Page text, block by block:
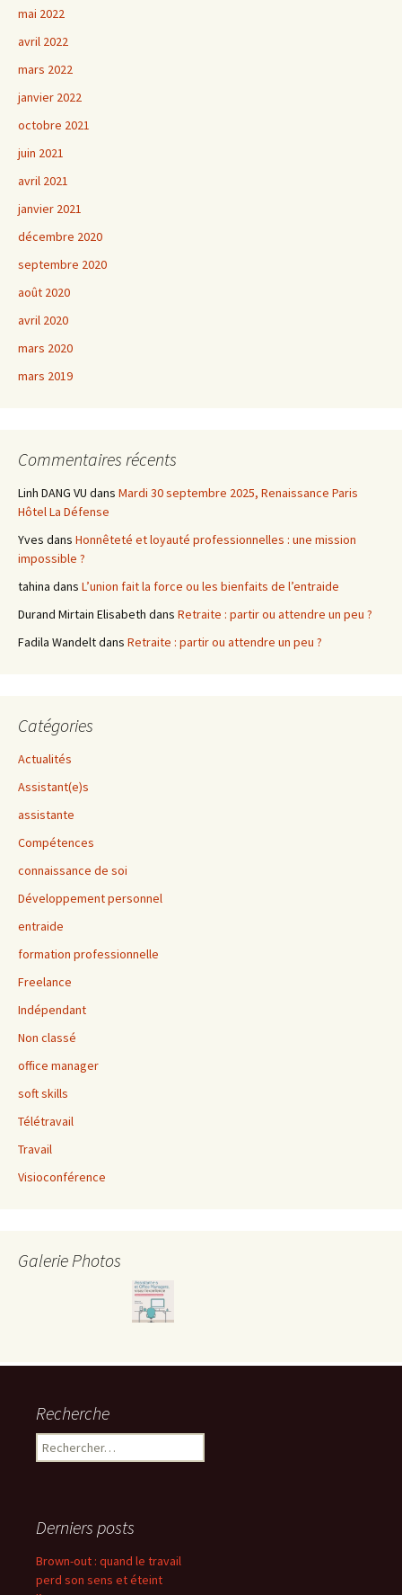
mai 2022
avril 2022
mars 2022
janvier 2022
octobre 2021
juin 2021
avril 2021
janvier 2021
décembre 2020
septembre 2020
août 2020
avril 2020
mars 2020
mars 2019
Commentaires récents
Linh DANG VU dans Mardi 30 septembre 2025, Renaissance Paris
Hôtel La Défense
Yves dans Honnêteté et loyauté professionnelles : une mission
impossible ?
tahina dans L’union fait la force ou les bienfaits de l’entraide
Durand Mirtain Elisabeth dans Retraite : partir ou attendre un peu ?
Fadila Wandeltdans Retraite : partir ou attendre un peu ?
Catégories
Actualités
Assistant(e)s
assistante
Compétences
connaissance de soi
Développement personnel
entraide
formation professionnelle
Freelance
Indépendant
Non classé
office manager
soft skills
Télétravail
Travail
Visioconférence
Galerie Photos
Recherche
Rechercher :
Derniers posts
Brown-out : quand le travail
perd son sens et éteint